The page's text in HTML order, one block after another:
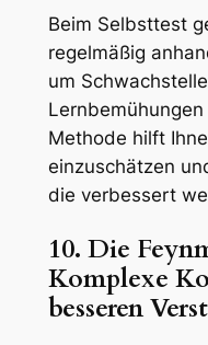
Beim Selbsttest
regelmäßig
um
Methode hilft
einzuschätzen
die verbessert
10. Die
Komplexe
besseren